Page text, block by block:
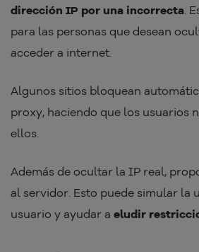
dirección IP por una incorrecta .
para las personas que desean
acceder a internet.
Algunos sitios bloquean
proxy, haciendo que los usuarios
ellos.
Además de ocultar la IP real,
al servidor. Esto puede simular la
usuario y ayudar a eludir